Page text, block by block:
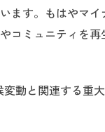
ます。もはやマイ
コミュニティを再
動と関連する重